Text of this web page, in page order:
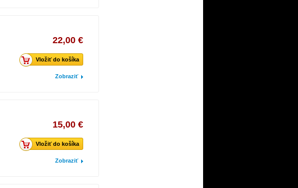
22,00 €
Vložiť do košíka
Zobraziť
15,00 €
Vložiť do košíka
Zobraziť